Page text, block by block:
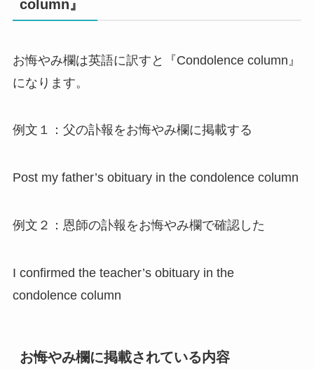
column』
お悔やみ欄は英語に訳すと『Condolence column』
になります。
例文１：父の訃報をお悔やみ欄に掲載する
Post my father’s obituary in the condolence column
例文２：恩師の訃報をお悔やみ欄で確認した
I confirmed the teacher’s obituary in the
condolence column
お悔やみ欄に掲載されている内容